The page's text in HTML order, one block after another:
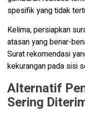
spesifik yang tidak
Kelima, persiapkan
atasan yang benar-
Surat rekomendasi
kekurangan pada sisi
Alternatif
Sering